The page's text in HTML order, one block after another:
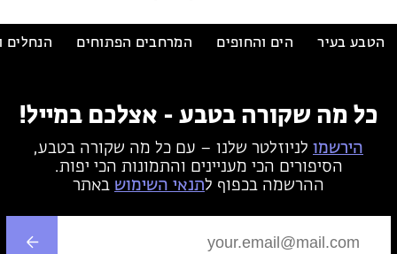
הטבע בעיר הים והחופים המרחבים הפתוחים הנחלים
כל מה שקורה בטבע - אצלכם במייל!
הירשמו לניוזלטר שלנו – עם כל מה שקורה בטבע,
הסיפורים הכי מעניינים והתמונות הכי יפות.
ההרשמה בכפוף לתנאי השימוש באתר